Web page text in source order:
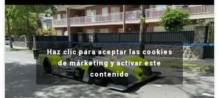
Haz clic para aceptar las cookies
de márketing y activar este
contenido